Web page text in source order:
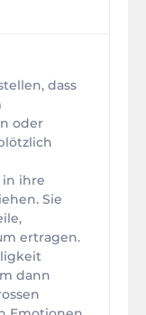
dass
oder
ihre
Sie
ertragen.
dann